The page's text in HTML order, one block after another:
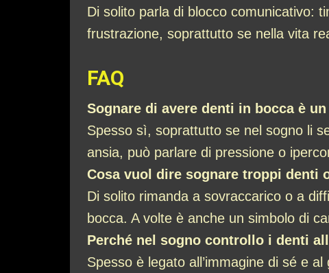
Di solito parla di blocco comunicativo:
frustrazione, soprattutto se nella vita
FAQ
Sognare di avere denti in bocca è
Spesso sì, soprattutto se nel sogno li
ansia, può parlare di pressione o
Cosa vuol dire sognare troppi denti
Di solito rimanda a sovraccarico o a
bocca. A volte è anche un simbolo di
Perché nel sogno controllo i denti
Spesso è legato all’immagine di sé e